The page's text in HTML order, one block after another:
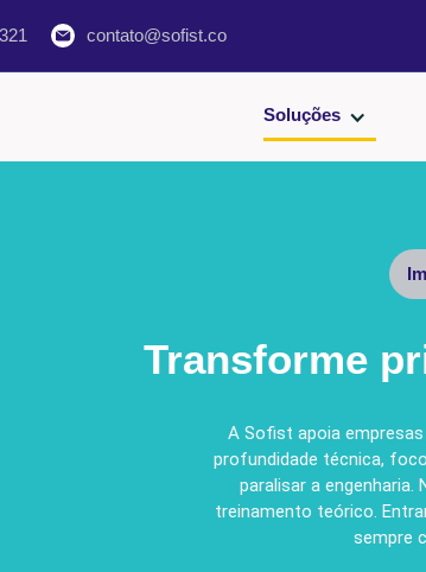
contato@sofist.co
Soluções
Transforme
A Sofist apoia
profundidade técnica,
paralisar a
treinamento teórico.
sempre